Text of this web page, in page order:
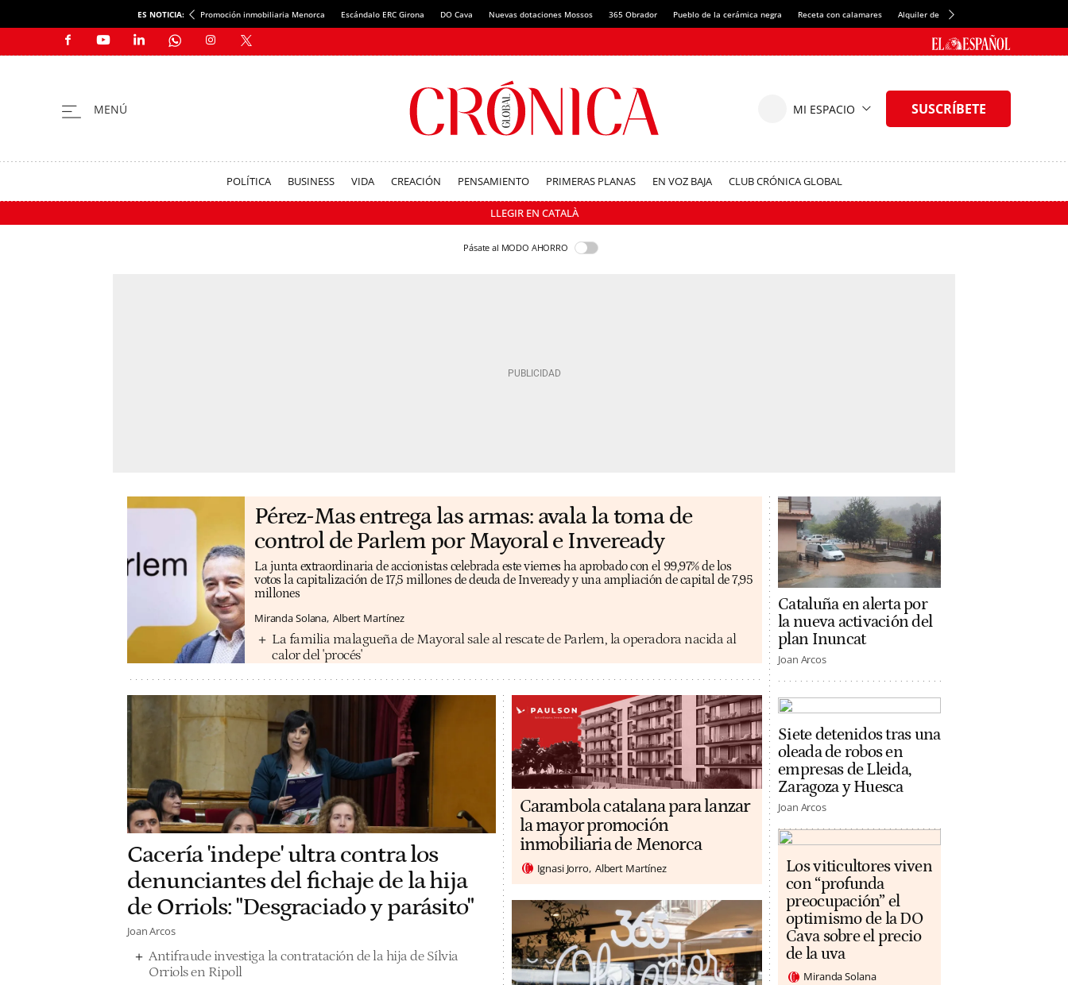
ES NOTICIA: Promoción inmobiliaria Menorca Escándalo ERC Girona DO Cava Nuevas dotaciones Mossos 365 Obrador Pueblo de la cerámica negra Receta con calamares Alquiler de habitaciones en España
POLÍTICA BUSINESS VIDA CREACIÓN PENSAMIENTO PRIMERAS PLANAS EN VOZ BAJA CLUB CRÓNICA GLOBAL
LLEGIR EN CATALÀ
Pásate al MODO AHORRO
Pérez-Mas entrega las armas: avala la toma de
control de Parlem por Mayoral e Inveready
La junta extraordinaria de accionistas celebrada este viernes ha aprobado con el 99,97% de los
votos la capitalización de 17,5 millones de deuda de Inveready y una ampliación de capital de 7,95
millones
Miranda Solana Albert Martínez
La familia malagueña de Mayoral sale al rescate de Parlem, la operadora nacida al
calor del 'procés'
Cacería 'indepe' ultra contra los
denunciantes del fichaje de la hija
de Orriols: "Desgraciado y parásito"
Joan Arcos
Antifraude investiga la contratación de la hija de Sílvia
Orriols en Ripoll
Carambola catalana para lanzar
la mayor promoción
inmobiliaria de Menorca
Ignasi Jorro Albert Martínez
Cataluña en alerta por
la nueva activación del
plan Inuncat
Joan Arcos
Siete detenidos tras una
oleada de robos en
empresas de Lleida,
Zaragoza y Huesca
Joan Arcos
Los viticultores viven
con “profunda
preocupación” el
optimismo de la DO
Cava sobre el precio
de la uva
Miranda Solana